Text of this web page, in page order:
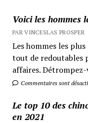
Voici les hommes
PAR VINCESLAS PROSPER
Les hommes les
tout de redoutables
affaires.
Commentaires sont
Le top 10 des
en 2021